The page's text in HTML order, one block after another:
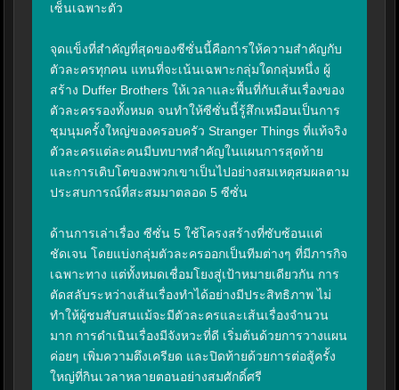
เซ็นเฉพาะตัว
จุดแข็งที่สำคัญที่สุดของซีซั่นนี้คือการให้ความสำคัญกับ
ตัวละครทุกคน แทนที่จะเน้นเฉพาะกลุ่มใดกลุ่มหนึ่ง ผู้
สร้าง Duffer Brothers ให้เวลาและพื้นที่กับเส้นเรื่องของ
ตัวละครรองทั้งหมด จนทำให้ซีซั่นนี้รู้สึกเหมือนเป็นการ
ชุมนุมครั้งใหญ่ของครอบครัว Stranger Things ที่แท้จริง
ตัวละครแต่ละคนมีบทบาทสำคัญในแผนการสุดท้าย
และการเติบโตของพวกเขาเป็นไปอย่างสมเหตุสมผลตาม
ประสบการณ์ที่สะสมมาตลอด 5 ซีซั่น
ด้านการเล่าเรื่อง ซีซั่น 5 ใช้โครงสร้างที่ซับซ้อนแต่
ชัดเจน โดยแบ่งกลุ่มตัวละครออกเป็นทีมต่างๆ ที่มีภารกิจ
เฉพาะทาง แต่ทั้งหมดเชื่อมโยงสู่เป้าหมายเดียวกัน การ
ตัดสลับระหว่างเส้นเรื่องทำได้อย่างมีประสิทธิภาพ ไม่
ทำให้ผู้ชมสับสนแม้จะมีตัวละครและเส้นเรื่องจำนวน
มาก การดำเนินเรื่องมีจังหวะที่ดี เริ่มต้นด้วยการวางแผน
ค่อยๆ เพิ่มความตึงเครียด และปิดท้ายด้วยการต่อสู้ครั้ง
ใหญ่ที่กินเวลาหลายตอนอย่างสมศักดิ์ศรี